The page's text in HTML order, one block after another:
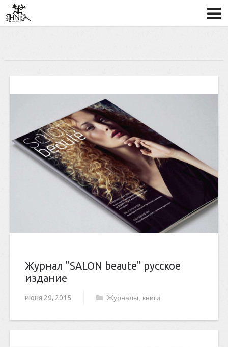
Журнал "SALON beaute" русское
издание
июня 29, 2015 Журналы, книги